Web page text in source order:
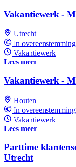
Vakantiewerk -
Utrecht
In overeenstemming
Vakantiewerk
Lees meer
Vakantiewerk -
Houten
In overeenstemming
Vakantiewerk
Lees meer
Parttime
Utrecht